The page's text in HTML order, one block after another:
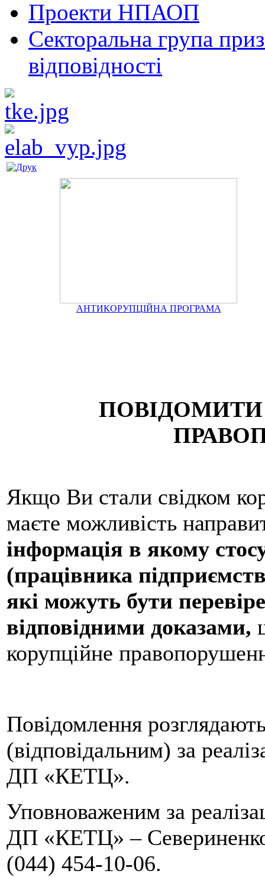
Проекти НПАОП
Секторальна група
відповідності
АНТИКОРУПЦІЙНА ПРОГРАМА
Якщо Ви стали свідком
маєте можливість
інформація в якому
(працівника
які можуть бути
відповідними доказами,
корупційне
Повідомлення
(відповідальним) за
ДП «КЕТЦ».
Уповноваженим за
ДП «КЕТЦ» –
(044) 454-10-06.